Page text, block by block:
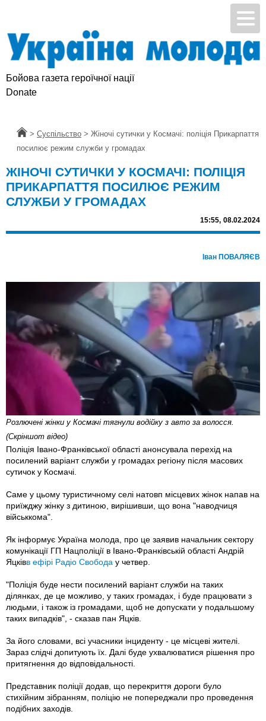
Бойова газета героїчної нації
Donate
Головна
> Суспільство > Жіночі сутички у Космачі: поліція Прикарпаття
посилює режим служби у громадах
ЖІНОЧІ СУТИЧКИ У КОСМАЧІ: ПОЛІЦІЯ
ПРИКАРПАТТЯ ПОСИЛЮЄ РЕЖИМ
СЛУЖБИ У ГРОМАДАХ
15:55, 08.02.2024
Іван ПОВАЛЯЄВ
Розлючені жінки у Космачі тягнули водійку з авто за волосся.
(Скріншот відео)
Поліція Івано-Франківської області анонсувала перехід на
посилений варіант служби у громадах регіону після масових
сутичок у Космачі.
Саме у цьому туристичному селі натовп місцевих жінок напав на
приїжджу жінку з дитиною, вирішивши, що вона "наводчиця
військкома".
Як інформує Україна молода, про це заявив начальник сектору
комунікації ГП Нацполіції в Івано-Франківській області Андрій
Яцківв ефірі Радіо Свобода у четвер.
"Поліція буде нести посилений варіант служби на таких
ділянках, де це можливо, у таких громадах, і буде працювати з
людьми, і також із громадами, щоб не допускати у подальшому
таких випадків", - сказав пан Яцків.
За його словами, всі учасники інциденту - це місцеві жителі.
Зараз слідчі допитують їх. Далі буде ухвалюватися рішення про
притягнення до відповідальності.
Представник поліції додав, що перекриття дороги було
стихійним зібранням, поліцію не попереджали про проведення
подібних заходів.